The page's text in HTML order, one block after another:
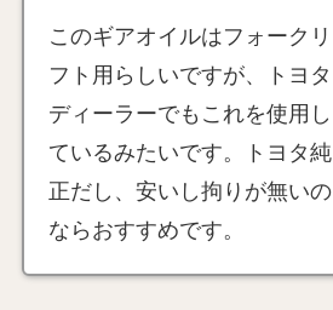
このギアオイルはフォークリ
フト用らしいですが、トヨタ
ディーラーでもこれを使用し
ているみたいです。トヨタ純
正だし、安いし拘りが無いの
ならおすすめです。